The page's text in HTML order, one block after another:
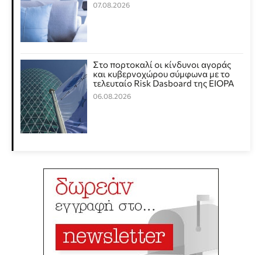
07.08.2026
Στο πορτοκαλί οι κίνδυνοι αγοράς
και κυβερνοχώρου σύμφωνα με το
τελευταίο Risk Dasboard της EIOPA
06.08.2026